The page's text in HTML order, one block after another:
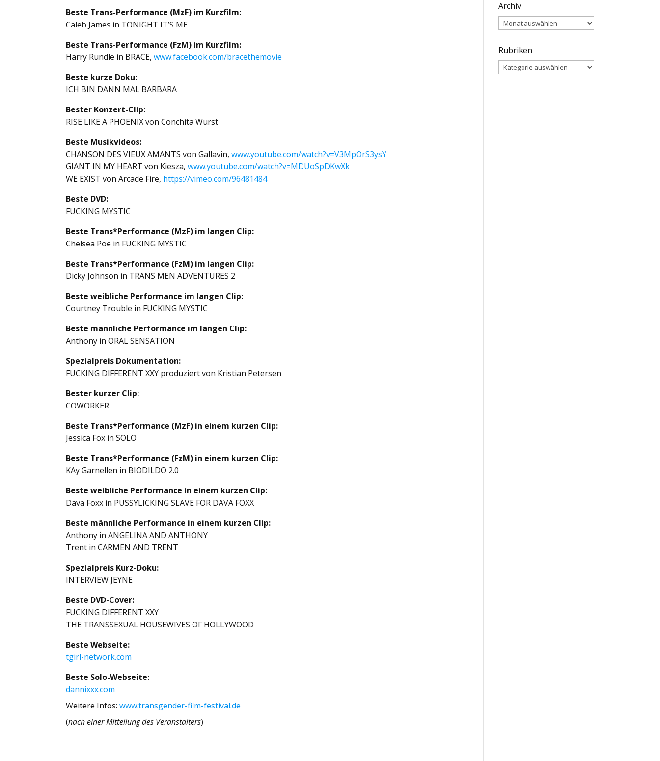
Beste Trans-Performance (MzF) im Kurzfilm:
Caleb James in TONIGHT IT’S ME
Beste Trans-Performance (FzM) im Kurzfilm:
Harry Rundle in BRACE,www.facebook.com/bracethemovie
Beste kurze Doku:
ICH BIN DANN MAL BARBARA
Bester Konzert-Clip:
RISE LIKE A PHOENIX von Conchita Wurst
Beste Musikvideos:
CHANSON DES VIEUX AMANTS von Gallavin,www.youtube.com/watch?v=V3MpOrS3ysY
GIANT IN MY HEART von Kiesza,www.youtube.com/watch?v=MDUoSpDKwXk
WE EXIST von Arcade Fire, https://vimeo.com/96481484
Beste DVD:
FUCKING MYSTIC
Beste Trans*Performance (MzF) im langen Clip:
Chelsea Poe in FUCKING MYSTIC
Beste Trans*Performance (FzM) im langen Clip:
Dicky Johnson in TRANS MEN ADVENTURES 2
Beste weibliche Performance im langen Clip:
Courtney Trouble in FUCKING MYSTIC
Beste männliche Performance im langen Clip:
Anthony in ORAL SENSATION
Spezialpreis Dokumentation:
FUCKING DIFFERENT XXY produziert von Kristian Petersen
Bester kurzer Clip:
COWORKER
Beste Trans*Performance (MzF) in einem kurzen Clip:
Jessica Fox in SOLO
Beste Trans*Performance (FzM) in einem kurzen Clip:
KAy Garnellen in BIODILDO 2.0
Beste weibliche Performance in einem kurzen Clip:
Dava Foxx in PUSSYLICKING SLAVE FOR DAVA FOXX
Beste männliche Performance in einem kurzen Clip:
Anthony in ANGELINA AND ANTHONY
Trent in CARMEN AND TRENT
Spezialpreis Kurz-Doku:
INTERVIEW JEYNE
Beste DVD-Cover:
FUCKING DIFFERENT XXY
THE TRANSSEXUAL HOUSEWIVES OF HOLLYWOOD
Beste Webseite:
tgirl-network.com
Beste Solo-Webseite:
dannixxx.com
Weitere Infos:www.transgender-film-festival.de
(nach einer Mitteilung des Veranstalters)
Archiv
Archiv
Rubriken
Rubriken